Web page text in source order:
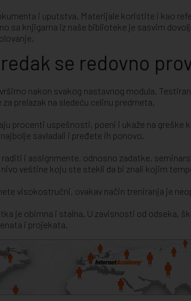
i uputstva. Materijale koristite i kao
sa knjigama iz naše biblioteke je sasvim
se redovno
nakon svakog nastavnog modula.
prelazak na sledeću celinu predmeta.
procenti uspešnosti, poeni i ukaže na greške
savladali i pređete ih ponovo.
i assignmente, odnosno zadatke,
veštine koju ste stekli da bi znali kojim
visokostručni, ovakav način treniranja je
je obimna i stalna. U zavisnosti od odseka,
i projekata.